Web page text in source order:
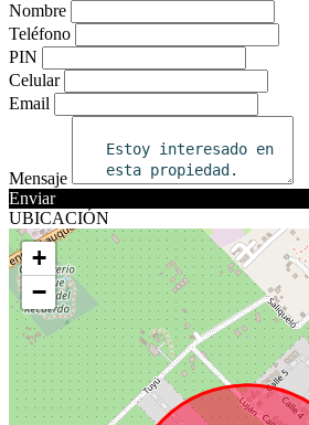
Nombre
Teléfono
PIN
Celular
Email
Mensaje
Enviar
UBICACIÓN
+
−